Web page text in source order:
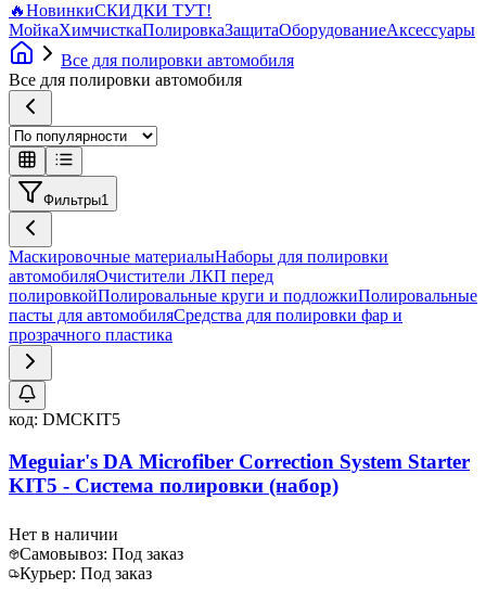
🔥НовинкиСКИДКИ ТУТ!
МойкаХимчисткаПолировкаЗащитаОборудованиеАксессуары
Все для полировки автомобиля
Все для полировки автомобиля
Фильтры1
Маскировочные материалыНаборы для полировки
автомобиляОчистители ЛКП перед
полировкойПолировальные круги и подложкиПолировальные
пасты для автомобиляСредства для полировки фар и
прозрачного пластика
код: DMCKIT5
Meguiar's DA Microfiber Correction System Starter
KIT5 - Система полировки (набор)
Нет в наличии
Самовывоз: Под заказ
Курьер: Под заказ